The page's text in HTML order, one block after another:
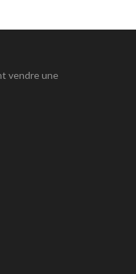
vendre une